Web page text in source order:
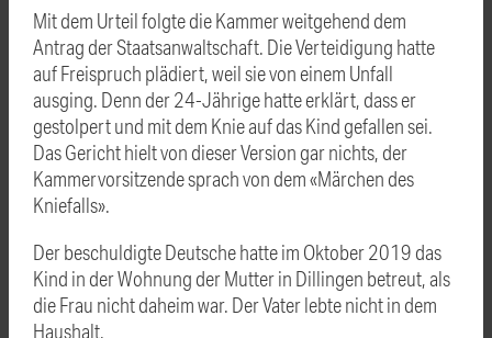
Mit dem Urteil folgte die Kammer weitgehend dem
Antrag der Staatsanwaltschaft. Die Verteidigung hatte
auf Freispruch plädiert, weil sie von einem Unfall
ausging. Denn der 24-Jährige hatte erklärt, dass er
gestolpert und mit dem Knie auf das Kind gefallen sei.
Das Gericht hielt von dieser Version gar nichts, der
Kammervorsitzende sprach von dem «Märchen des
Kniefalls».
Der beschuldigte Deutsche hatte im Oktober 2019 das
Kind in der Wohnung der Mutter in Dillingen betreut, als
die Frau nicht daheim war. Der Vater lebte nicht in dem
Haushalt.